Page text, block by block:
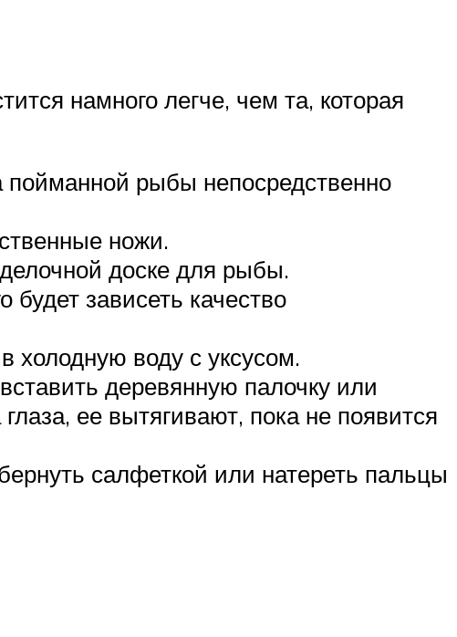
намного легче, чем та, которая
пойманной рыбы непосредственно
ножи.
доске для рыбы.
зависеть качество
холодную воду с уксусом.
деревянную палочку или
ее вытягивают, пока не появится
салфеткой или натереть пальцы